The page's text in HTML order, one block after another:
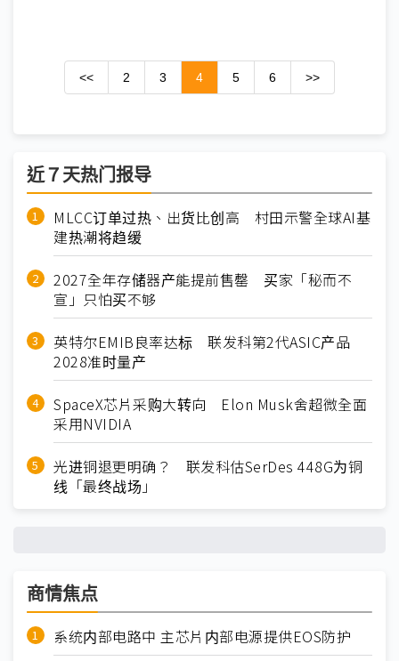
<< 2 3 4 5 6 >>
近７天热门报导
MLCC订单过热、出货比创高 村田示警全球AI基
建热潮将趋缓
2027全年存储器产能提前售罄 买家「秘而不
宣」只怕买不够
英特尔EMIB良率达标 联发科第2代ASIC产品
2028准时量产
SpaceX芯片采购大转向 Elon Musk舍超微全面
采用NVIDIA
光进铜退更明确？ 联发科估SerDes 448G为铜
线「最终战场」
商情焦点
系统内部电路中 主芯片内部电源提供EOS防护